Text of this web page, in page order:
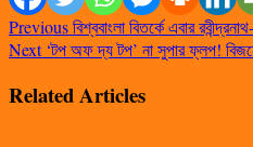
Previousবিশ্ববাংলা বিতর্কে এবার
Next‘টপ অফ দ্য টপ’ না সুপার ফ্লপ!
Related Articles